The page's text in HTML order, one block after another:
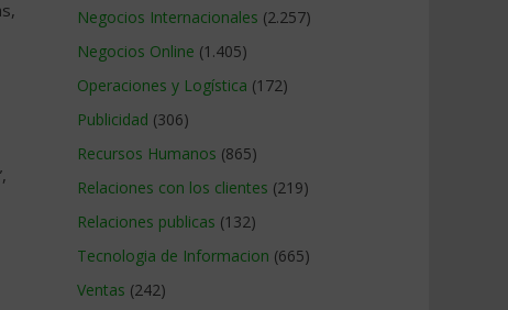
Negocios Internacionales (2.257)
Negocios Online (1.405)
Operaciones y Logística (172)
Publicidad (306)
Recursos Humanos (865)
Relaciones con los clientes (219)
Relaciones publicas (132)
Tecnologia de Informacion (665)
Ventas (242)